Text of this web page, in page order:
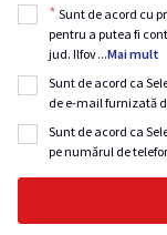
* Sunt de acord cu
pentru a putea fi
jud. Ilfov...Mai mult
Sunt de acord ca
de e-mail furnizată
Sunt de acord ca
pe numărul de